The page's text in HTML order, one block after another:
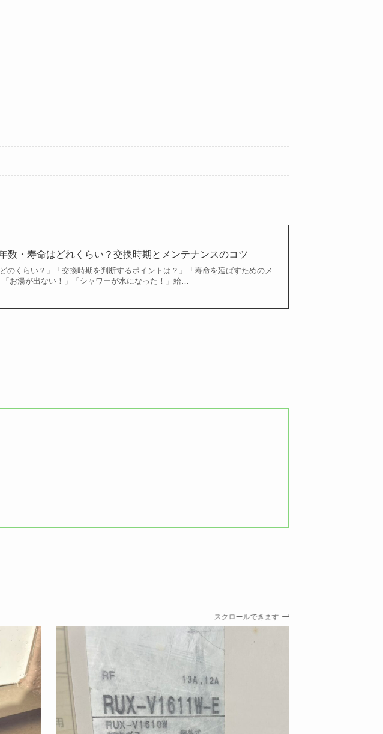
数・寿命はどれくらい？交換時期とメンテナンスのコツ
のくらい？」「交換時期を判断するポイントは？」「寿命を延ばすためのメ
お湯が出ない！」「シャワーが水になった！」給…
スクロールできます